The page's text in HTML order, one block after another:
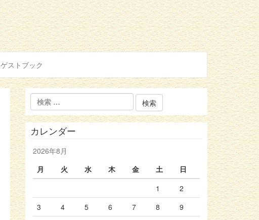
ゲストブック
カレンダー
2026年8月
月
火 水 木 金 土
日
1
2
3
4 5 6 7 8
9